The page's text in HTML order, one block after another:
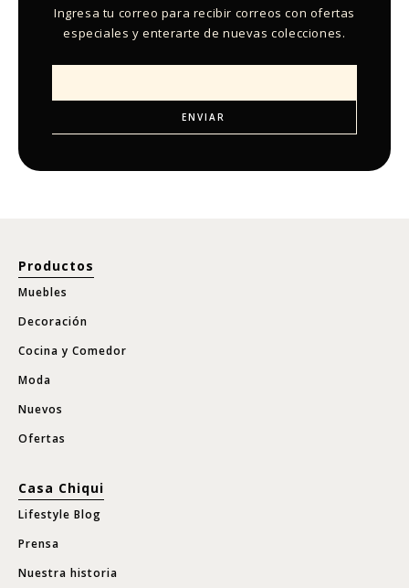
Ingresa tu correo para recibir correos con ofertas
especiales y enterarte de nuevas colecciones.
Productos
Muebles
Decoración
Cocina y Comedor
Moda
Nuevos
Ofertas
Casa Chiqui
Lifestyle Blog
Prensa
Nuestra historia